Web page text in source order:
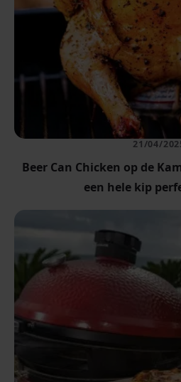
Beer Can Chicken op de
een hele kip
21/04/